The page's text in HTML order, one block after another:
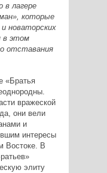
в лагере
которые
новаторских
в этом
отставания
«Братья
вражеской
они вели
и
интересы
Востоке. В
элиту